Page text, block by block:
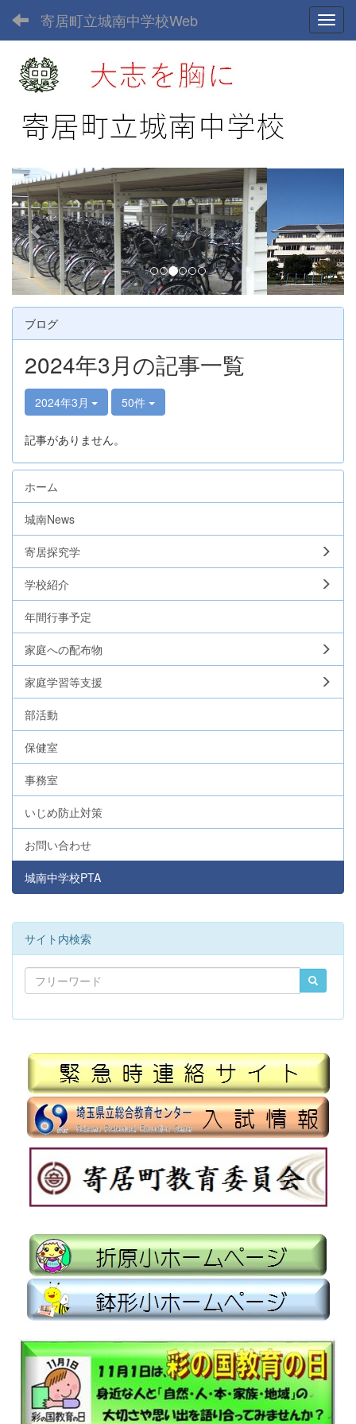
寄居町立城南中学校Web
p
r
e
v
i
o
u
s
x
t
ブログ
2024年3月の記事一覧
2024年3月 50件
記事がありません。
ホーム
城南News
寄居探究学
学校紹介
年間行事予定
家庭への配布物
家庭学習等支援
部活動
保健室
事務室
いじめ防止対策
お問い合わせ
城南中学校PTA
サイト内検索